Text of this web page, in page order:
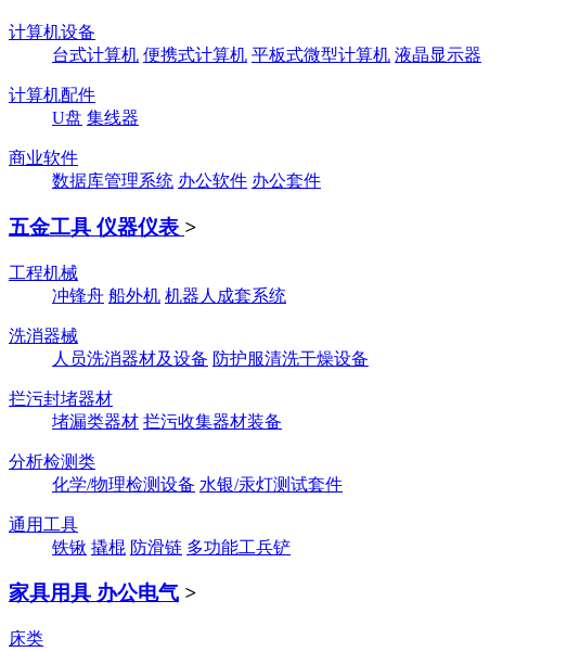
计算机设备
台式计算机 便携式计算机 平板式微型计算机 液晶显示器
计算机配件
U盘 集线器
商业软件
数据库管理系统 办公软件 办公套件
五金工具 仪器仪表 >
工程机械
冲锋舟 船外机 机器人成套系统
洗消器械
人员洗消器材及设备 防护服清洗干燥设备
拦污封堵器材
堵漏类器材 拦污收集器材装备
分析检测类
化学/物理检测设备 水银/汞灯测试套件
通用工具
铁锹 撬棍 防滑链 多功能工兵铲
家具用具 办公电气 >
床类